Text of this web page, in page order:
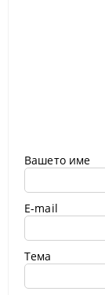
Вашето име
E-mail
Тема